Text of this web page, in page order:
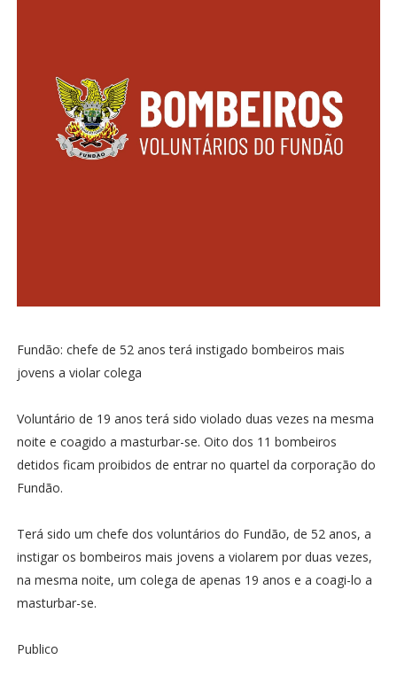
Fundão: chefe de 52 anos terá instigado bombeiros mais
jovens a violar colega
Voluntário de 19 anos terá sido violado duas vezes na mesma
noite e coagido a masturbar-se. Oito dos 11 bombeiros
detidos ficam proibidos de entrar no quartel da corporação do
Fundão.
Terá sido um chefe dos voluntários do Fundão, de 52 anos, a
instigar os bombeiros mais jovens a violarem por duas vezes,
na mesma noite, um colega de apenas 19 anos e a coagi-lo a
masturbar-se.
Publico